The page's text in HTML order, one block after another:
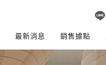
最新消息 銷售據點